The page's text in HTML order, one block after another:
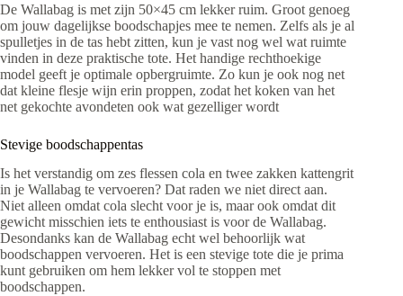
De Wallabag is met zijn 50×45 cm lekker ruim. Groot genoeg
om jouw dagelijkse boodschapjes mee te nemen. Zelfs als je al
spulletjes in de tas hebt zitten, kun je vast nog wel wat ruimte
vinden in deze praktische tote. Het handige rechthoekige
model geeft je optimale opbergruimte. Zo kun je ook nog net
dat kleine flesje wijn erin proppen, zodat het koken van het
net gekochte avondeten ook wat gezelliger wordt
Stevige boodschappentas
Is het verstandig om zes flessen cola en twee zakken kattengrit
in je Wallabag te vervoeren? Dat raden we niet direct aan.
Niet alleen omdat cola slecht voor je is, maar ook omdat dit
gewicht misschien iets te enthousiast is voor de Wallabag.
Desondanks kan de Wallabag echt wel behoorlijk wat
boodschappen vervoeren. Het is een stevige tote die je prima
kunt gebruiken om hem lekker vol te stoppen met
boodschappen.